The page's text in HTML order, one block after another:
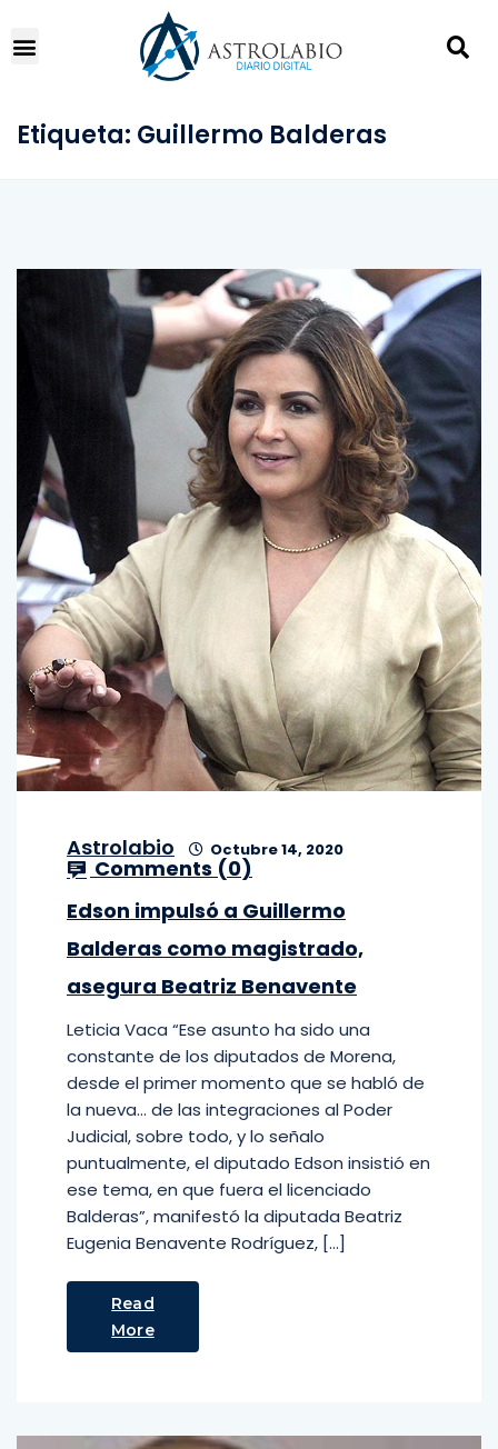
Etiqueta: Guillermo Balderas
Astrolabio Octubre 14, 2020
Comments (0)
Edson impulsó a Guillermo
Balderas como magistrado,
asegura Beatriz Benavente
Leticia Vaca “Ese asunto ha sido una
constante de los diputados de Morena,
desde el primer momento que se habló de
la nueva… de las integraciones al Poder
Judicial, sobre todo, y lo señalo
puntualmente, el diputado Edson insistió en
ese tema, en que fuera el licenciado
Balderas”, manifestó la diputada Beatriz
Eugenia Benavente Rodríguez, […]
Read
More